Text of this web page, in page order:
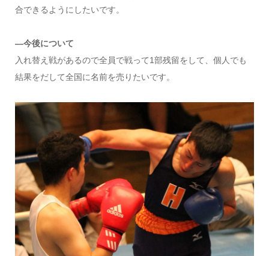
合できるようにしたいです。
―今後について
入れ替え戦があるので全員で戦って1部残留をして、個人でも
結果をだして全国に名前を売りたいです。